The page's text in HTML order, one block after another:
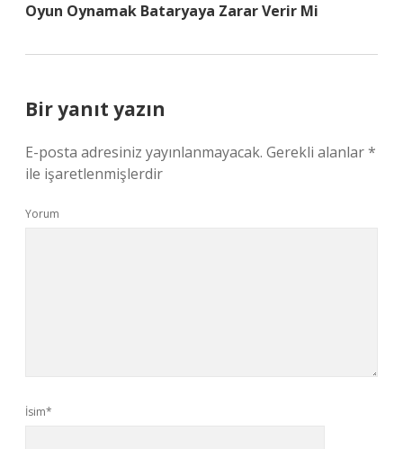
Oyun Oynamak Bataryaya Zarar Verir Mi
Bir yanıt yazın
E-posta adresiniz yayınlanmayacak. Gerekli alanlar*
ile işaretlenmişlerdir
Yorum
İsim*